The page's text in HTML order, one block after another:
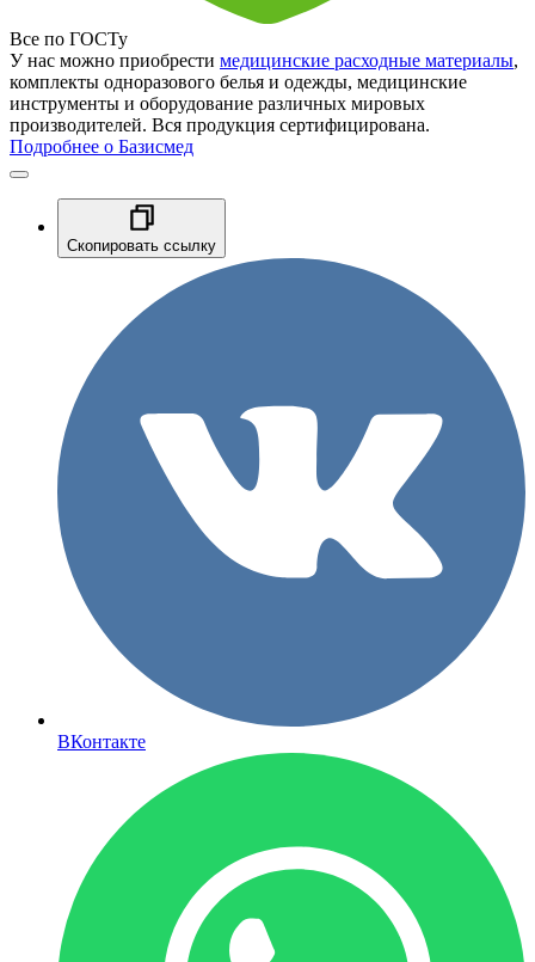
Все по ГОСТу
У нас можно приобрести медицинские расходные материалы,
комплекты одноразового белья и одежды, медицинские
инструменты и оборудование различных мировых
производителей. Вся продукция сертифицирована.
Подробнее о Базисмед
Скопировать ссылку
ВКонтакте